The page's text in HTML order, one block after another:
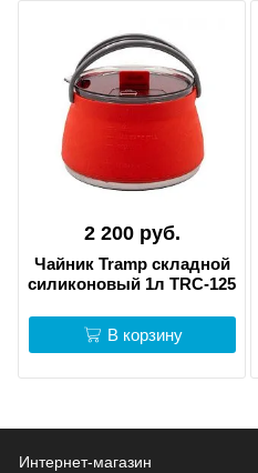
2 200 руб.
Чайник Tramp складной
силиконовый 1л TRC-125
В корзину
Интернет-магазин